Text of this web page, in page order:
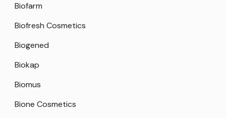
Biofarm
Biofresh Cosmetics
Biogened
Biokap
Biomus
Bione Cosmetics